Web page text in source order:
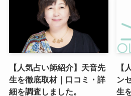
【人気占い師紹介】天音先
生を徹底取材｜口コミ・詳
細を調査しました。
【
ン
生